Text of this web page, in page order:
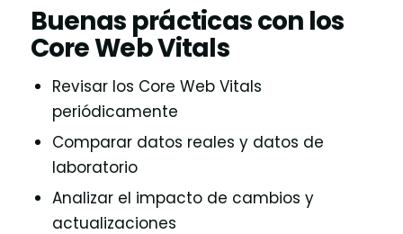
Buenas prácticas con los
Core Web Vitals
Revisar los Core Web Vitals
periódicamente
Comparar datos reales y datos de
laboratorio
Analizar el impacto de cambios y
actualizaciones